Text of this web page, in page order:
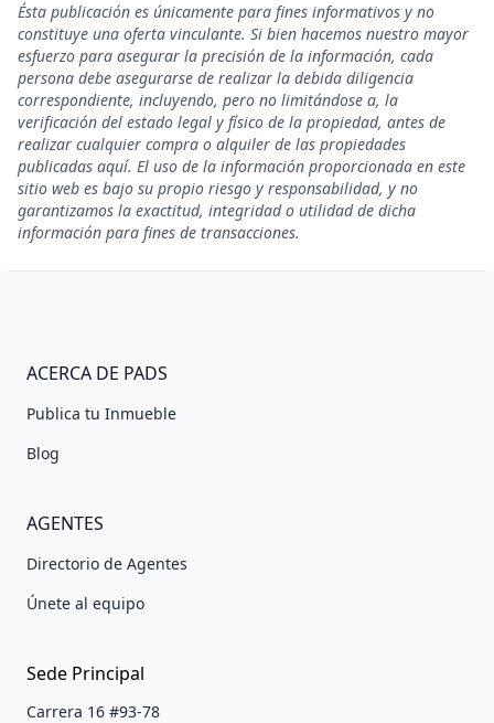
Ésta publicación es únicamente para fines informativos y no
constituye una oferta vinculante. Si bien hacemos nuestro mayor
esfuerzo para asegurar la precisión de la información, cada
persona debe asegurarse de realizar la debida diligencia
correspondiente, incluyendo, pero no limitándose a, la
verificación del estado legal y físico de la propiedad, antes de
realizar cualquier compra o alquiler de las propiedades
publicadas aquí. El uso de la información proporcionada en este
sitio web es bajo su propio riesgo y responsabilidad, y no
garantizamos la exactitud, integridad o utilidad de dicha
información para fines de transacciones.
ACERCA DE PADS
Publica tu Inmueble
Blog
AGENTES
Directorio de Agentes
Únete al equipo
Sede Principal
Carrera 16 #93-78